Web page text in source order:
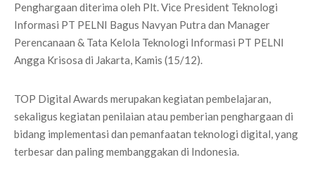
Penghargaan diterima oleh Plt. Vice President Teknologi
Informasi PT PELNI Bagus Navyan Putra dan Manager
Perencanaan & Tata Kelola Teknologi Informasi PT PELNI
Angga Krisosa di Jakarta, Kamis (15/12).
TOP Digital Awards merupakan kegiatan pembelajaran,
sekaligus kegiatan penilaian atau pemberian penghargaan di
bidang implementasi dan pemanfaatan teknologi digital, yang
terbesar dan paling membanggakan di Indonesia.